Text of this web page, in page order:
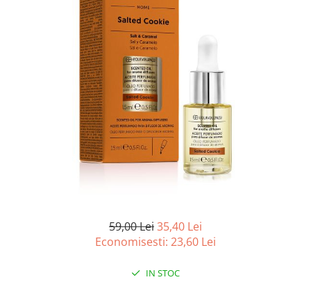
Ulei pentru barba
59,00 Lei35,40 Lei
Economisesti: 23,60 Lei
IN STOC